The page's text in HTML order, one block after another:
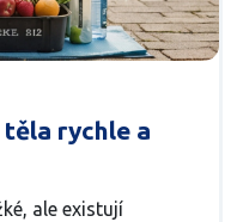
rychle a
ale existují